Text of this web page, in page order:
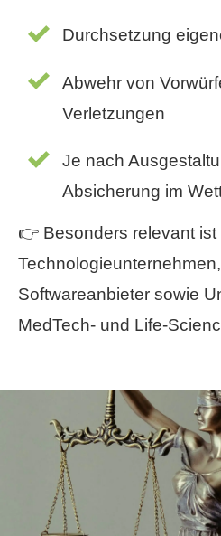
Durchsetzung
Abwehr von
Verletzungen
Je nach
Absicherung im
👉 Besonders relevant
Softwareanbieter sowie
MedTech- und Life-